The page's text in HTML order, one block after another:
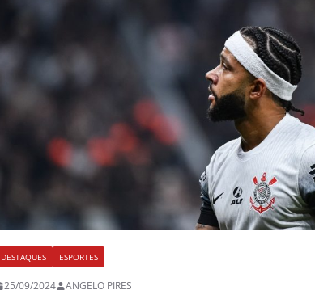
DESTAQUES ESPORTES
25/09/2024 ANGELO PIRES